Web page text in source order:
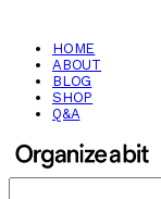
HOME
ABOUT
BLOG
SHOP
Q&A